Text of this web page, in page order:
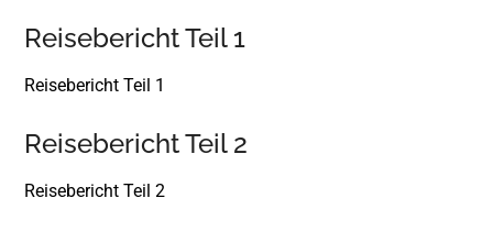
Reisebericht Teil 1
Reisebericht Teil 1
Reisebericht Teil 2
Reisebericht Teil 2